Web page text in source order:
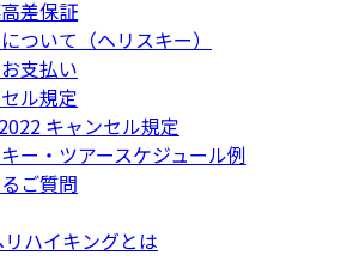
差保証
いて（ヘリスキー）
支払い
ル規定
キャンセル規定
・ツアースケジュール例
ご質問
ハイキングとは